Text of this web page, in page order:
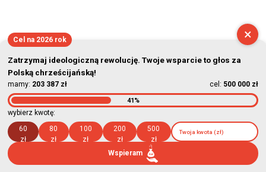
×
Cel na 2026 rok
Zatrzymaj ideologiczną rewolucję. Twoje wsparcie to głos za
Polską chrześcijańską!
mamy: 203 387 zł cel: 500 000 zł
41%
wybierz kwotę:
60
zł
80
zł
100
zł
200
zł
500
zł
Wspieram